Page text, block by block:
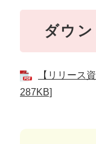
ダウ
【リリース
287KB]